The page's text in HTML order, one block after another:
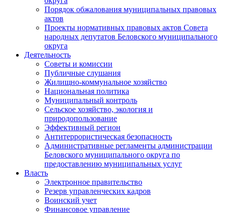
Порядок обжалования муниципальных правовых
актов
Проекты нормативных правовых актов Совета
народных депутатов Беловского муниципального
округа
Деятельность
Советы и комиссии
Публичные слушания
Жилищно-коммунальное хозяйство
Национальная политика
Муниципальный контроль
Сельское хозяйство, экология и
природопользование
Эффективный регион
Антитеррористическая безопасность
Административные регламенты администрации
Беловского муниципального округа по
предоставлению муниципальных услуг
Власть
Электронное правительство
Резерв управленческих кадров
Воинский учет
Финансовое управление